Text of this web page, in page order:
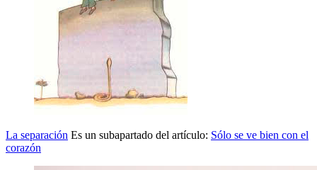
La separación Es un subapartado del artículo: Sólo se ve bien con el
corazón